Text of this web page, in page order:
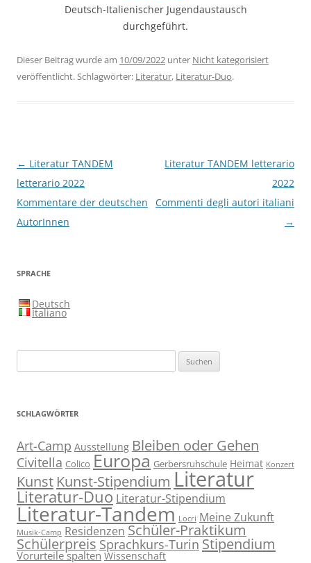
Deutsch-Italienischer Jugendaustausch
durchgeführt.
Dieser Beitrag wurde am 10/09/2022 unter Nicht kategorisiert
veröffentlicht. Schlagwörter: Literatur, Literatur-Duo.
Beitragsnavigation
← Literatur TANDEM
letterario 2022
Kommentare der deutschen
AutorInnen
Literatur TANDEM letterario
2022
Commenti degli autori italiani
→
SPRACHE
Deutsch
Italiano
nach:
SCHLAGWÖRTER
Art-Camp Ausstellung Bleiben oder Gehen
Civitella Colico Europa Gerbersruhschule Heimat Konzert
Kunst Kunst-Stipendium Literatur
Literatur-Duo Literatur-Stipendium
Literatur-Tandem Locri Meine Zukunft
Musik-Camp Residenzen Schüler-Praktikum
Schülerpreis Sprachkurs-Turin Stipendium
Vorurteile spalten Wissenschaft